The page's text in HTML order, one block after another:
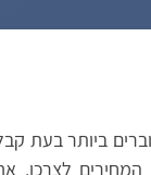
ביותר בעת
לצרכן.